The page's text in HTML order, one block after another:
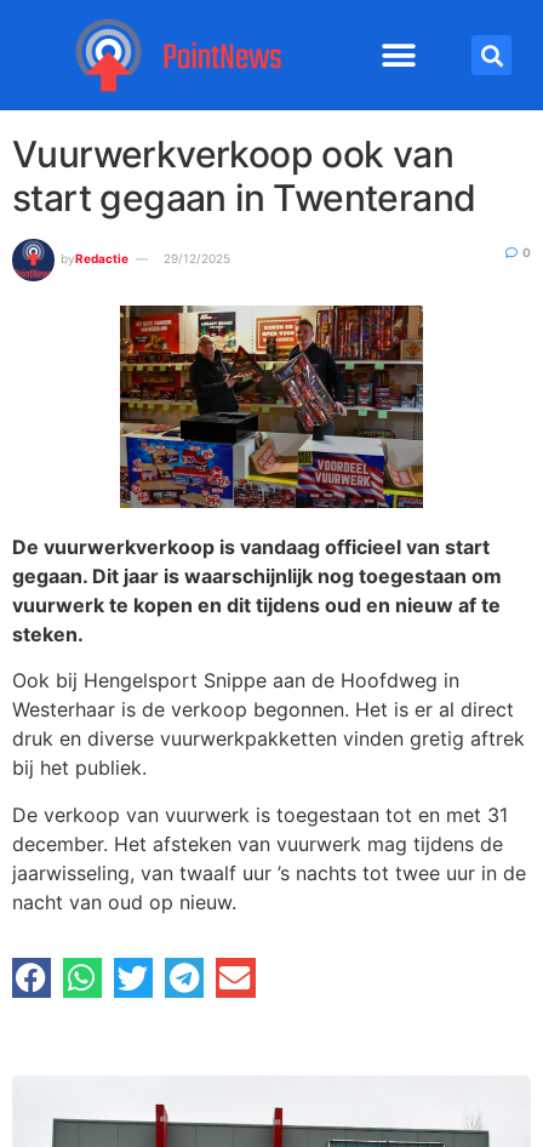
Vuurwerkverkoop ook van
start gegaan in Twenterand
byRedactie 29/12/2025 0
De vuurwerkverkoop is vandaag officieel van start
gegaan. Dit jaar is waarschijnlijk nog toegestaan om
vuurwerk te kopen en dit tijdens oud en nieuw af te
steken.
Ook bij Hengelsport Snippe aan de Hoofdweg in
Westerhaar is de verkoop begonnen. Het is er al direct
druk en diverse vuurwerkpakketten vinden gretig aftrek
bij het publiek.
De verkoop van vuurwerk is toegestaan tot en met 31
december. Het afsteken van vuurwerk mag tijdens de
jaarwisseling, van twaalf uur ’s nachts tot twee uur in de
nacht van oud op nieuw.